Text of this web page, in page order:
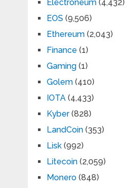
Electroneum(4,432)
EOS (9,506)
Ethereum(2,043)
Finance (1)
Gaming(1)
Golem(410)
IOTA(4,433)
Kyber(828)
LandCoin(353)
Lisk(992)
Litecoin(2,059)
Monero(848)